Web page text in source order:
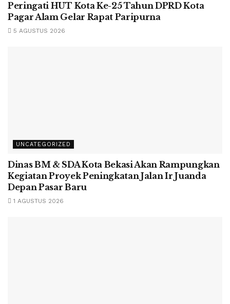
Peringati HUT Kota Ke-25 Tahun DPRD Kota
Pagar Alam Gelar Rapat Paripurna
5 AGUSTUS 2026
UNCATEGORIZED
Dinas BM & SDA Kota Bekasi Akan Rampungkan
Kegiatan Proyek Peningkatan Jalan Ir Juanda
Depan Pasar Baru
1 AGUSTUS 2026